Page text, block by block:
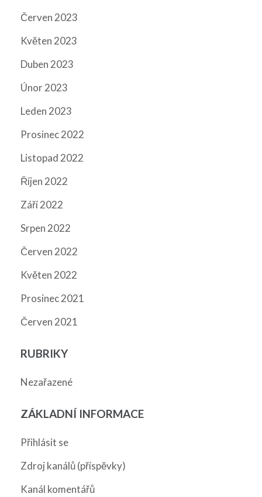
Červen 2023
Květen 2023
Duben 2023
Únor 2023
Leden 2023
Prosinec 2022
Listopad 2022
Říjen 2022
Září 2022
Srpen 2022
Červen 2022
Květen 2022
Prosinec 2021
Červen 2021
RUBRIKY
Nezařazené
ZÁKLADNÍ INFORMACE
Přihlásit se
Zdroj kanálů (příspěvky)
Kanál komentářů